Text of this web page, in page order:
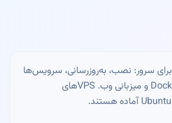
راهنماهای Ubuntu برای سرور: نصب، به‌روزرسانی، سرویس‌ها
و آماده‌سازی برای Docker و میزبانی وب. VPSهای